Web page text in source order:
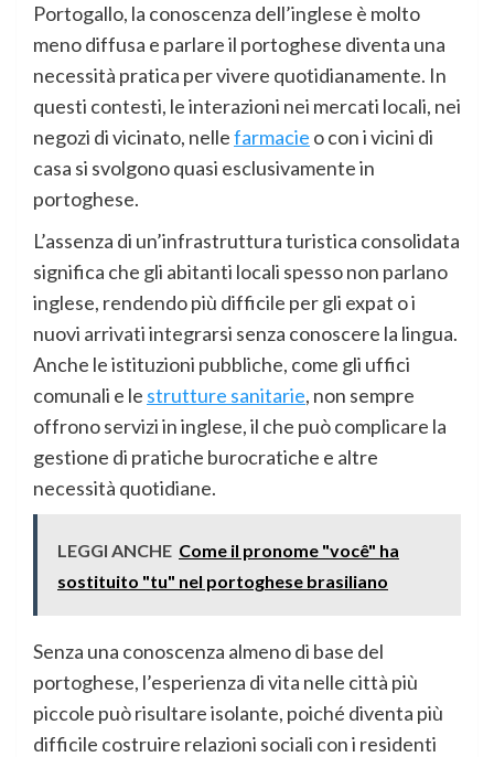
Portogallo, la conoscenza dell’inglese è molto
meno diffusa e parlare il portoghese diventa una
necessità pratica per vivere quotidianamente. In
questi contesti, le interazioni nei mercati locali, nei
negozi di vicinato, nellefarmacie o con i vicini di
casa si svolgono quasi esclusivamente in
portoghese.
L’assenza di un’infrastruttura turistica consolidata
significa che gli abitanti locali spesso non parlano
inglese, rendendo più difficile per gli expat o i
nuovi arrivati integrarsi senza conoscere la lingua.
Anche le istituzioni pubbliche, come gli uffici
comunali e le strutture sanitarie, non sempre
offrono servizi in inglese, il che può complicare la
gestione di pratiche burocratiche e altre
necessità quotidiane.
LEGGI ANCHE Come il pronome "você" ha
sostituito "tu" nel portoghese brasiliano
Senza una conoscenza almeno di base del
portoghese, l’esperienza di vita nelle città più
piccole può risultare isolante, poiché diventa più
difficile costruire relazioni sociali con i residenti